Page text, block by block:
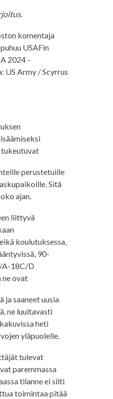
komentaja
USAFin
2024 -
US Army / Scyrrus
perustetuille
Sitä
ajan.
liittyvä
koulutuksessa,
90-
A-18C/D
ne ovat
ja saaneet uusia
ne luultavasti
heti
yläpuolelle.
tulevat
paremmassa
tilanne ei silti
toimintaa pitää